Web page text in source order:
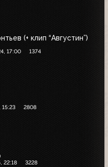
(+ клип “Августин”)
17:00 1374
2808
22:18 3228